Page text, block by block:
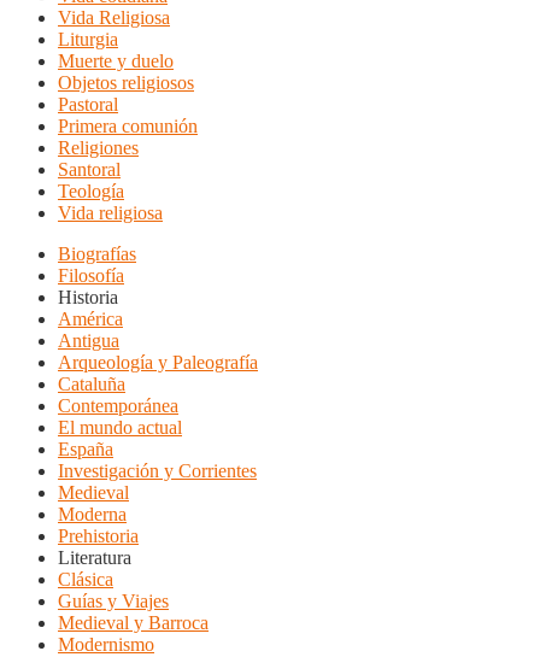
Vida Religiosa
Liturgia
Muerte y duelo
Objetos religiosos
Pastoral
Primera comunión
Religiones
Santoral
Teología
Vida religiosa
Biografías
Filosofía
Historia
América
Antigua
Arqueología y Paleografía
Cataluña
Contemporánea
El mundo actual
España
Investigación y Corrientes
Medieval
Moderna
Prehistoria
Literatura
Clásica
Guías y Viajes
Medieval y Barroca
Modernismo